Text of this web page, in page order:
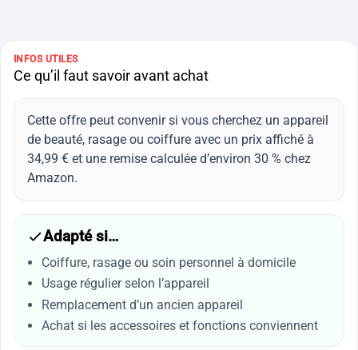
INFOS UTILES
Ce qu’il faut savoir avant achat
Cette offre peut convenir si vous cherchez un appareil
de beauté, rasage ou coiffure avec un prix affiché à
34,99 € et une remise calculée d’environ 30 % chez
Amazon.
Adapté si…
Coiffure, rasage ou soin personnel à domicile
Usage régulier selon l’appareil
Remplacement d’un ancien appareil
Achat si les accessoires et fonctions conviennent